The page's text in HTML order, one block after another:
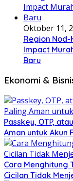
Oktober 11,
Region Nod-
Impact
Baru
Ekonomi &
Passkey, OTP,
Aman untuk Akun
Cara Menghitung
Cicilan Tidak